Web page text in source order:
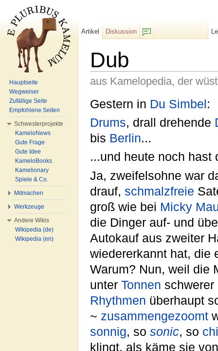
Dub
aus Kamelopedia, der
Gestern in Du Simbel:
Drums, drall drehende
bis Berlin...
...und heute noch hast
Ja, zweifelsohne war
drauf, schmalzfreie
groß wie bei Micky
die Dinger auf- und
Autokauf aus zweiter
wiedererkannt hat, die
Warum? Nun, weil die
unter Tonnen schwerer
Rhythmen überhaupt
~ zusammengezoomt
sonnig, so sonic, so
klingt, als käme sie
Artikel
Diskussion
Hauptseite
Wegweiser
Zufällige Seite
Empfohlene Seiten
Schwesterprojekte
KameloNews
Gute Frage
Gute Idee
KameloBooks
Kamelionary
Spiele & Co.
Mitmachen
Werkzeuge
Andere Wikis
Wikipedia (de)
Wikipedia (en)